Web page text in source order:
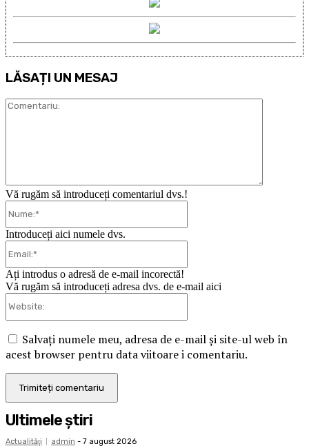
LĂSAȚI UN MESAJ
Vă rugăm să introduceți comentariul dvs.!
Introduceți aici numele dvs.
Ați introdus o adresă de e-mail incorectă!
Vă rugăm să introduceți adresa dvs. de e-mail aici
Salvați numele meu, adresa de e-mail și site-ul web în
acest browser pentru data viitoare i comentariu.
Ultimele ştiri
Actualităţi admin - 7 august 2026